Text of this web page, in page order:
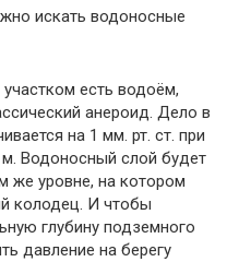
искать водоносные
есть водоём,
анероид. Дело в
на 1 мм. рт. ст. при
Водоносный слой будет
же уровне, на котором
колодец. И чтобы
глубину подземного
давление на берегу